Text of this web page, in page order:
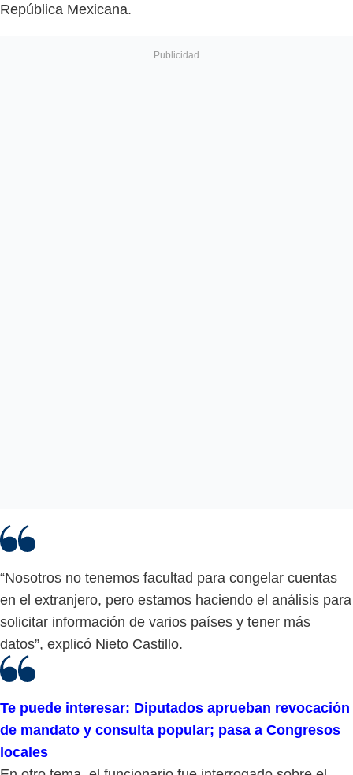
República Mexicana.
“Nosotros no tenemos facultad para congelar cuentas
en el extranjero, pero estamos haciendo el análisis para
solicitar información de varios países y tener más
datos”, explicó Nieto Castillo.
Te puede interesar: Diputados aprueban revocación
de mandato y consulta popular; pasa a Congresos
locales